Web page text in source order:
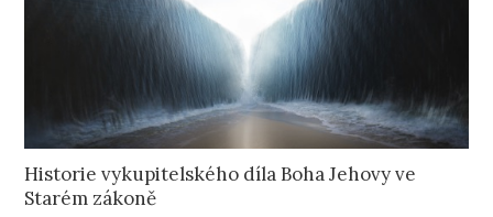
Historie vykupitelského díla Boha Jehovy ve
Starém zákoně